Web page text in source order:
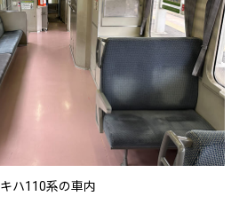
キハ110系の車内